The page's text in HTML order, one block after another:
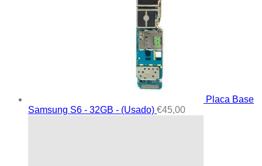
Placa Base
Samsung S6 - 32GB - (Usado) €45,00